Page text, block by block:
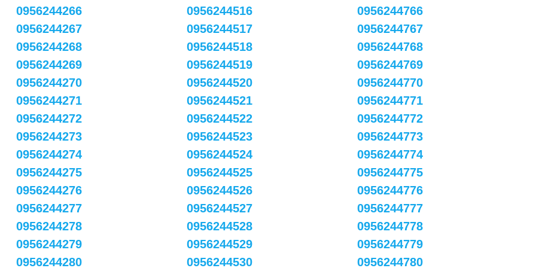
0956244266
0956244267
0956244268
0956244269
0956244270
0956244271
0956244272
0956244273
0956244274
0956244275
0956244276
0956244277
0956244278
0956244279
0956244280
0956244516
0956244517
0956244518
0956244519
0956244520
0956244521
0956244522
0956244523
0956244524
0956244525
0956244526
0956244527
0956244528
0956244529
0956244530
0956244766
0956244767
0956244768
0956244769
0956244770
0956244771
0956244772
0956244773
0956244774
0956244775
0956244776
0956244777
0956244778
0956244779
0956244780